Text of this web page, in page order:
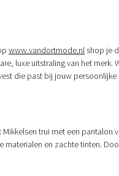
www.vandortmode.nl shop je
luxe uitstraling van het
die past bij jouw persoonlijke
trui met een pantalon
en zachte tinten.